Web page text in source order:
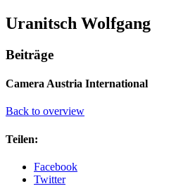
Uranitsch Wolfgang
Beiträge
Camera Austria International
Back to overview
Teilen:
Facebook
Twitter